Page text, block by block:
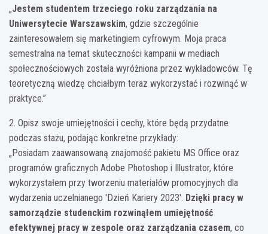
„Jestem studentem trzeciego roku zarządzania na
Uniwersytecie Warszawskim, gdzie szczególnie
zainteresowałem się marketingiem cyfrowym. Moja praca
semestralna na temat skuteczności kampanii w mediach
społecznościowych została wyróżniona przez wykładowców. Tę
teoretyczną wiedzę chciałbym teraz wykorzystać i rozwinąć w
praktyce.”
2. Opisz swoje umiejętności i cechy, które będą przydatne
podczas stażu, podając konkretne przykłady:
„Posiadam zaawansowaną znajomość pakietu MS Office oraz
programów graficznych Adobe Photoshop i Illustrator, które
wykorzystałem przy tworzeniu materiałów promocyjnych dla
wydarzenia uczelnianego 'Dzień Kariery 2023′. Dzięki pracy w
samorządzie studenckim rozwinąłem umiejętność
efektywnej pracy w zespole oraz zarządzania czasem, co